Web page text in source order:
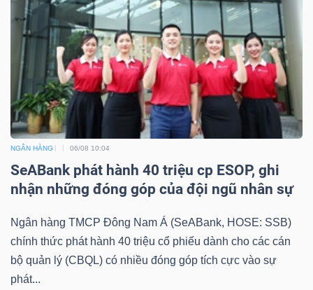
NGÂN HÀNG 06/08 10:04
SeABank phát hành 40 triệu cp ESOP, ghi
nhận những đóng góp của đội ngũ nhân sự
Ngân hàng TMCP Đông Nam Á (SeABank, HOSE: SSB)
chính thức phát hành 40 triệu cổ phiếu dành cho các cán
bộ quản lý (CBQL) có nhiều đóng góp tích cực vào sự
phát...